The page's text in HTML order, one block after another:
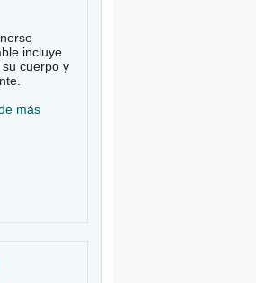
incluye
cuerpo y
más